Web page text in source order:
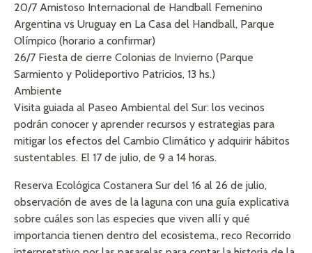
20/7 Amistoso Internacional de Handball Femenino
Argentina vs Uruguay en La Casa del Handball, Parque
Olímpico (horario a confirmar)
26/7 Fiesta de cierre Colonias de Invierno (Parque
Sarmiento y Polideportivo Patricios, 13 hs.)
Ambiente
Visita guiada al Paseo Ambiental del Sur: los vecinos
podrán conocer y aprender recursos y estrategias para
mitigar los efectos del Cambio Climático y adquirir hábitos
sustentables. El 17 de julio, de 9 a 14 horas.
Reserva Ecológica Costanera Sur del 16 al 26 de julio,
observación de aves de la laguna con una guía explicativa
sobre cuáles son las especies que viven allí y qué
importancia tienen dentro del ecosistema., reco Recorrido